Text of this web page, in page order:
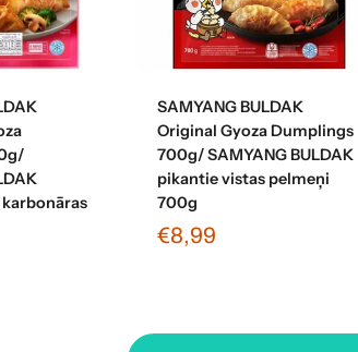
SAMYANG BULDAK
Original Gyoza Dumplings
700g/ SAMYANG BULDAK
pikantie vistas pelmeņi
700g
€8,99